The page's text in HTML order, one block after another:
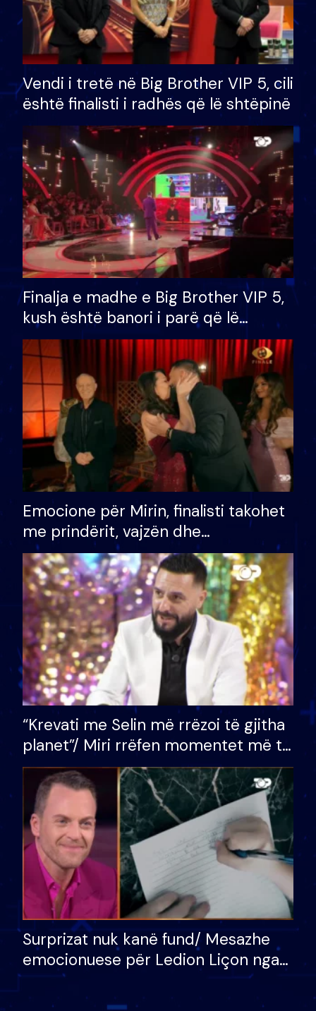
Vendi i tretë në Big Brother VIP 5, cili
është finalisti i radhës që lë shtëpinë
Finalja e madhe e Big Brother VIP 5,
kush është banori i parë që lë
shtëpinë dhe humb mundësinë për
të fituar çmimin e madh
Emocione për Mirin, finalisti takohet
me prindërit, vajzën dhe
bashkëshorten: S’kemi ndonjë letër
divorci apo jo?
“Krevati me Selin më rrëzoi të gjitha
planet”/ Miri rrëfen momentet më të
bukura në shtëpinë e BB VIP: Do më
mungojë zilja e mëngjesit kur…
Surprizat nuk kanë fund/ Mesazhe
emocionuese për Ledion Liçon nga
nëna dhe fëmijët e tij, moderatori
nuk i mban dot lotët: Nuk meritoj…